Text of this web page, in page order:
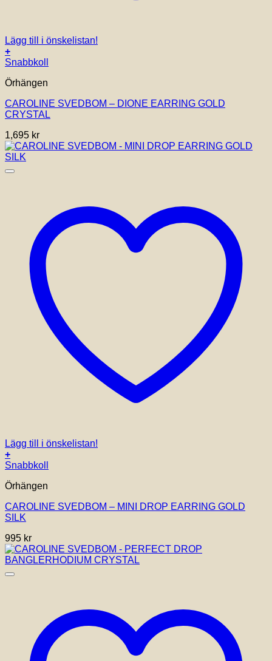
Lägg till i önskelistan!
+
Snabbkoll
Örhängen
CAROLINE SVEDBOM – DIONE EARRING GOLD
CRYSTAL
1,695 kr
Lägg till i önskelistan!
+
Snabbkoll
Örhängen
CAROLINE SVEDBOM – MINI DROP EARRING GOLD
SILK
995 kr